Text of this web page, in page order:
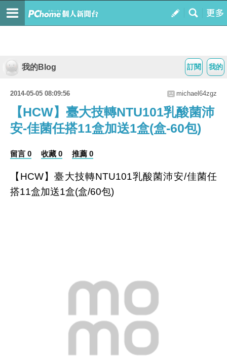
我的
訂閱
我的Blog
2014-05-05 08:09:56 michael64zgz
【HCW】臺大技轉NTU101乳酸菌沛
安-佳菌任搭11盒加送1盒(盒-60包)
留言 0 收藏 0 推薦 0
【HCW】臺大技轉NTU101乳酸菌沛安/佳菌任
搭11盒加送1盒(盒/60包)